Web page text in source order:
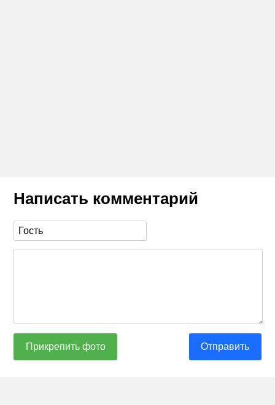
Написать комментарий
Прикрепить фото Отправить